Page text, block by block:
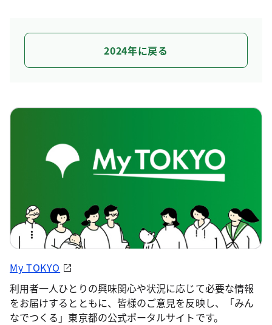
2024年に戻る
My TOKYO
利用者一人ひとりの興味関心や状況に応じて必要な情報
をお届けするとともに、皆様のご意見を反映し、「みん
なでつくる」東京都の公式ポータルサイトです。